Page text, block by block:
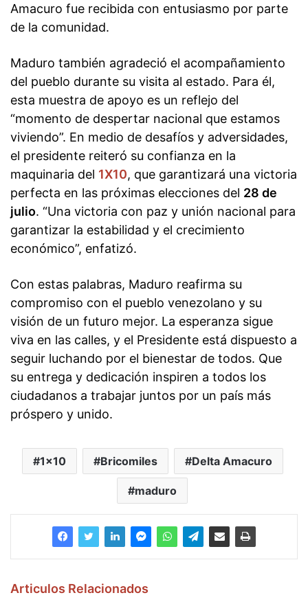
Amacuro fue recibida con entusiasmo por parte
de la comunidad.
Maduro también agradeció el acompañamiento
del pueblo durante su visita al estado. Para él,
esta muestra de apoyo es un reflejo del
“momento de despertar nacional que estamos
viviendo”. En medio de desafíos y adversidades,
el presidente reiteró su confianza en la
maquinaria del 1X10, que garantizará una victoria
perfecta en las próximas elecciones del 28 de
julio. “Una victoria con paz y unión nacional para
garantizar la estabilidad y el crecimiento
económico”, enfatizó.
Con estas palabras, Maduro reafirma su
compromiso con el pueblo venezolano y su
visión de un futuro mejor. La esperanza sigue
viva en las calles, y el Presidente está dispuesto a
seguir luchando por el bienestar de todos. Que
su entrega y dedicación inspiren a todos los
ciudadanos a trabajar juntos por un país más
próspero y unido.
1x10 Bricomiles Delta Amacuro
maduro
Articulos Relacionados